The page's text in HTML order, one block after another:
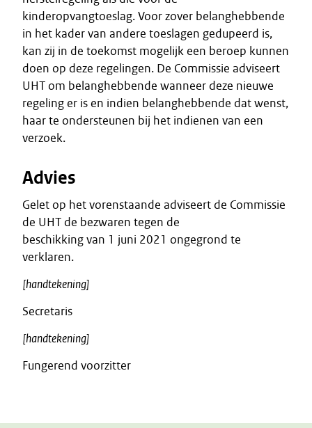
kinderopvangtoeslag. Voor zover belanghebbende
in het kader van andere toeslagen gedupeerd is,
kan zij in de toekomst mogelijk een beroep kunnen
doen op deze regelingen. De Commissie adviseert
UHT om belanghebbende wanneer deze nieuwe
regeling er is en indien belanghebbende dat wenst,
haar te ondersteunen bij het indienen van een
verzoek.
Advies
Gelet op het vorenstaande adviseert de Commissie
de UHT de bezwaren tegen de
beschikking van 1 juni 2021 ongegrond te
verklaren.
[handtekening]
Secretaris
[handtekening]
Fungerend voorzitter